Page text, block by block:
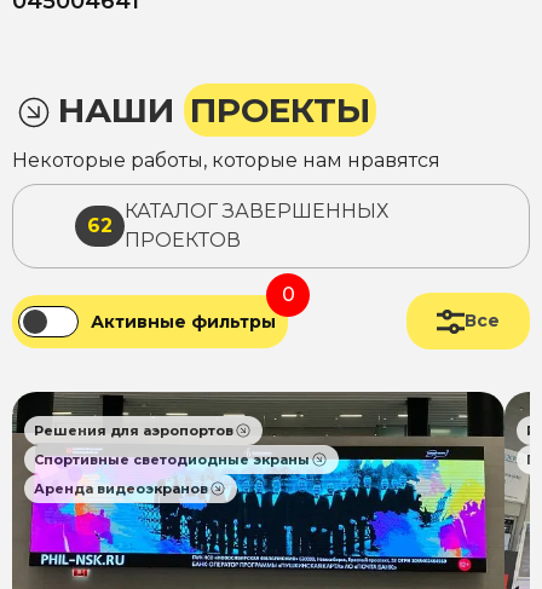
НАШИ ПРОЕКТЫ
Некоторые работы, которые нам нравятся
62
КАТАЛОГ ЗАВЕРШЕННЫХ
ПРОЕКТОВ
Активные фильтры
0
Все
Решения для аэропортов
Спортивные светодиодные экраны
Аренда видеоэкранов